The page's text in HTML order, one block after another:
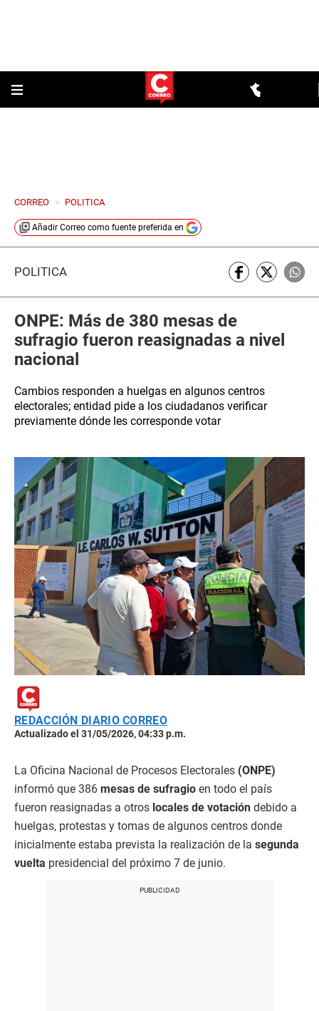
CORREO > POLITICA
Añadir Correo como fuente preferida en
POLÍTICA
ONPE: Más de 380 mesas de
sufragio fueron reasignadas a nivel
nacional
Cambios responden a huelgas en algunos centros
electorales; entidad pide a los ciudadanos verificar
previamente dónde les corresponde votar
REDACCIÓN DIARIO CORREO
Actualizado el 31/05/2026, 04:33 p.m.
La Oficina Nacional de Procesos Electorales (ONPE)
informó que 386 mesas de sufragio en todo el país
fueron reasignadas a otros locales de votación debido a
huelgas, protestas y tomas de algunos centros donde
inicialmente estaba prevista la realización de la segunda
vuelta presidencial del próximo 7 de junio.